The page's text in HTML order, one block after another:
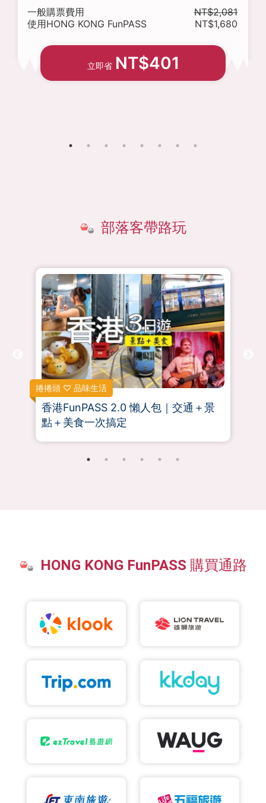
一般購票費用
NT$2,081
使用HONG KONG FunPASS
NT$1,680
立即省 NT$401
部落客帶路玩
捲捲頭 ♡ 品味生活
香港FunPASS 2.0 懶人包｜交通＋景
點＋美食一次搞定
HONG KONG FunPASS 購買通路